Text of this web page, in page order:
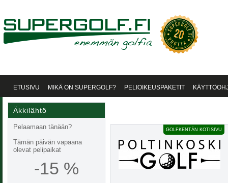
ETUSIVU MIKÄ ON SUPERGOLF? PELIOIKEUSPAKETIT
Äkkilähtö
Pelaamaan tänään?
Tämän päivän vapaana
olevat pelipaikat
-15 %
GOLFKENTÄN KOTISIVU